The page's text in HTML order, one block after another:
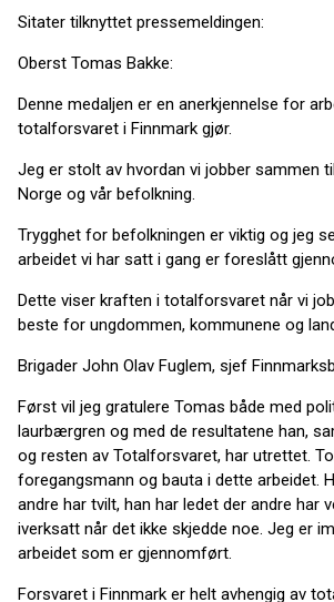
Sitater tilknyttet pressemeldingen:
Oberst Tomas Bakke:
Denne medaljen er en anerkjennelse for
totalforsvaret i Finnmark gjør.
Jeg er stolt av hvordan vi jobber sammen
Norge og vår befolkning.
Trygghet for befolkningen er viktig og jeg
arbeidet vi har satt i gang er foreslått
Dette viser kraften i totalforsvaret når vi
beste for ungdommen, kommunene og
Brigader John Olav Fuglem, sjef
Først vil jeg gratulere Tomas både med
laurbærgren og med de resultatene han,
og resten av Totalforsvaret, har utrettet.
foregangsmann og bauta i dette arbeidet.
andre har tvilt, han har ledet der andre har
iverksatt når det ikke skjedde noe. Jeg er
arbeidet som er gjennomført.
Forsvaret i Finnmark er helt avhengig av